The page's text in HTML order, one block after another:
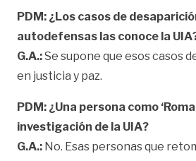
PDM: ¿Los casos de
autodefensas las conoce la
G.A.:Se supone que esos casos
en justicia y paz.
PDM: ¿Una persona como
investigación de la UIA?
G.A.: No. Esas personas que